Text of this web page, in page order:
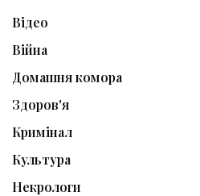
Відео
Війна
Домашня комора
Здоров'я
Кримінал
Культура
Некрологи